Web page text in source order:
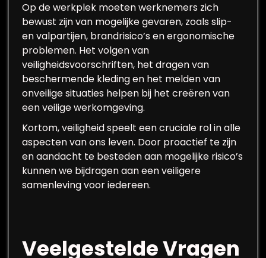
Op de werkplek moeten werknemers zich
bewust zijn van mogelijke gevaren, zoals slip-
en valpartijen, brandrisico’s en ergonomische
problemen. Het volgen van
veiligheidsvoorschriften, het dragen van
beschermende kleding en het melden van
onveilige situaties helpen bij het creëren van
een veilige werkomgeving.
Kortom, veiligheid speelt een cruciale rol in alle
aspecten van ons leven. Door proactief te zijn
en aandacht te besteden aan mogelijke risico’s
kunnen we bijdragen aan een veiligere
samenleving voor iedereen.
Veelgestelde Vragen